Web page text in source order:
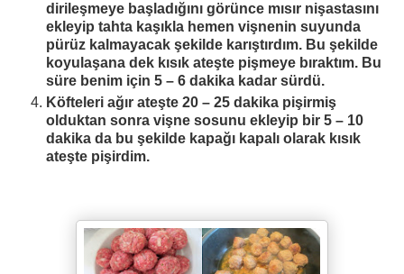
dirileşmeye başladığını görünce mısır nişastasını
ekleyip tahta kaşıkla hemen vişnenin suyunda
pürüz kalmayacak şekilde karıştırdım. Bu şekilde
koyulaşana dek kısık ateşte pişmeye bıraktım. Bu
süre benim için 5 – 6 dakika kadar sürdü.
Köfteleri ağır ateşte 20 – 25 dakika pişirmiş
olduktan sonra vişne sosunu ekleyip bir 5 – 10
dakika da bu şekilde kapağı kapalı olarak kısık
ateşte pişirdim.